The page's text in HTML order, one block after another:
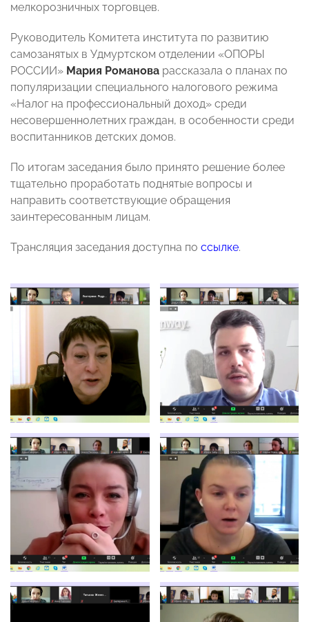
мелкорозничных торговцев.
Руководитель Комитета института по развитию
самозанятых в Удмуртском отделении «ОПОРЫ
РОССИИ» Мария Романова рассказала о планах по
популяризации специального налогового режима
«Налог на профессиональный доход» среди
несовершеннолетних граждан, в особенности среди
воспитанников детских домов.
По итогам заседания было принято решение более
тщательно проработать поднятые вопросы и
направить соответствующие обращения
заинтересованным лицам.
Трансляция заседания доступна по ссылке.